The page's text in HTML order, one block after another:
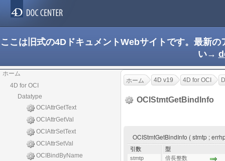
ここは旧式の4DドキュメントWebサイトです。最新
い→
ホーム
4D for OCI
Datatype
OCIAttrGetText
OCIAttrGetVal
OCIAttrSetText
OCIAttrSetVal
OCIBindByName
ホーム 4D v19 4D for OCI
OCIStmtGetBindInfo
OCIStmtGetBindInfo ( stmtp ;
引数
型
stmtp
倍長整数